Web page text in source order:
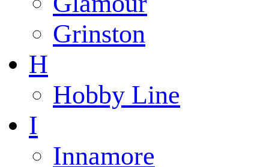
Grinston
H
Hobby Line
I
Innamore